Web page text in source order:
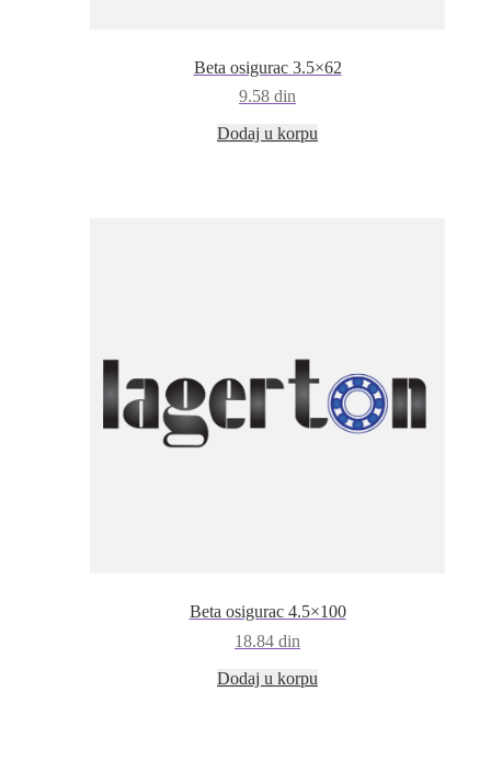
Beta osigurac 3.5×62
9.58 din
Dodaj u korpu
Beta osigurac 4.5×100
18.84 din
Dodaj u korpu